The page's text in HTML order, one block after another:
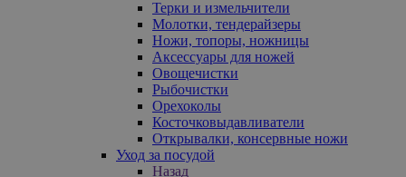
Терки и измельчители
Молотки, тендерайзеры
Ножи, топоры, ножницы
Аксессуары для ножей
Овощечистки
Рыбочистки
Орехоколы
Косточковыдавливатели
Открывалки, консервные ножи
Уход за посудой
Назад